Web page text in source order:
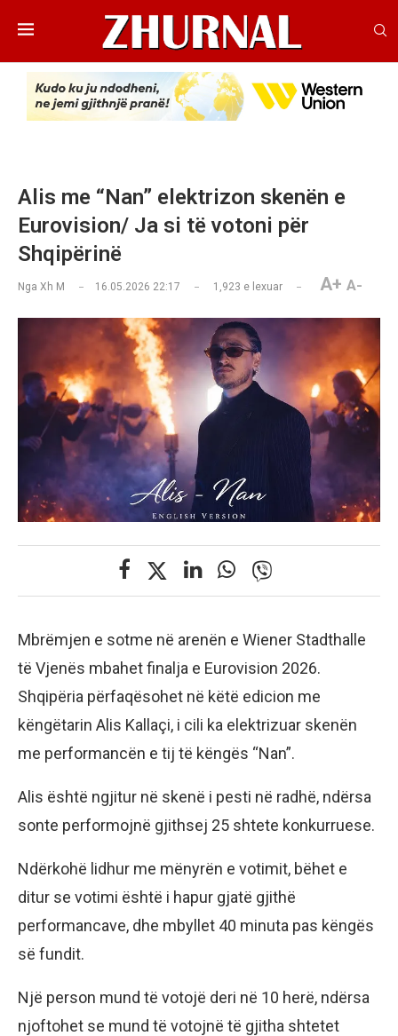
Alis me “Nan” elektrizon skenën e
Eurovision/ Ja si të votoni për
Shqipërinë
Nga Xh M 16.05.2026 22:17 1,923 e lexuar A+ A-
Mbrëmjen e sotme në arenën e Wiener Stadthalle
të Vjenës mbahet finalja e Eurovision 2026.
Shqipëria përfaqësohet në këtë edicion me
këngëtarin Alis Kallaçi, i cili ka elektrizuar skenën
me performancën e tij të këngës “Nan”.
Alis është ngjitur në skenë i pesti në radhë, ndërsa
sonte performojnë gjithsej 25 shtete konkurruese.
Ndërkohë lidhur me mënyrën e votimit, bëhet e
ditur se votimi është i hapur gjatë gjithë
performancave, dhe mbyllet 40 minuta pas këngës
së fundit.
Një person mund të votojë deri në 10 herë, ndërsa
njoftohet se mund të votojnë të gjitha shtetet